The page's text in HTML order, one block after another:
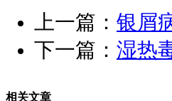
上一篇： 银屑
下一篇： 湿热
相关文章